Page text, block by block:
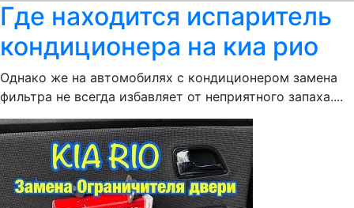
Где находится испаритель
кондиционера на киа рио
Однако же на автомобилях с кондиционером замена
фильтра не всегда избавляет от неприятного запаха....